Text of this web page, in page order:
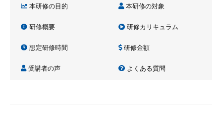
本研修の目的 本研修の対象
研修概要 研修カリキュラム
想定研修時間 研修金額
受講者の声 よくある質問